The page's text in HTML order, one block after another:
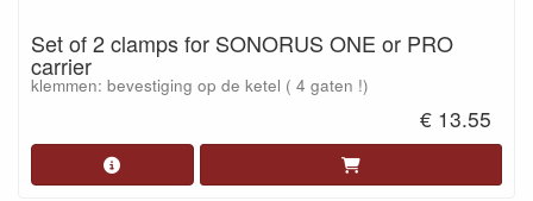
Set of 2 clamps for SONORUS ONE or PRO
carrier
klemmen: bevestiging op de ketel ( 4 gaten !)
€ 13.55